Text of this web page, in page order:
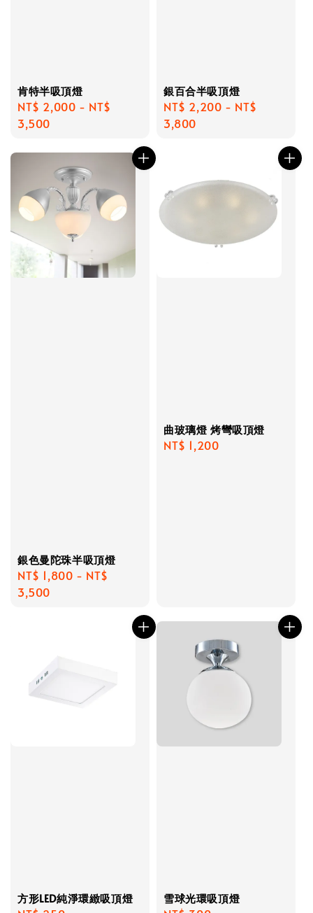
肯特半吸頂燈
Regular
price
NT$ 2,000 - NT$
3,500
銀百合半吸頂燈
Regular
price
NT$ 2,200 - NT$
3,800
銀色曼陀珠半吸頂燈
Regular
price
NT$ 1,800 - NT$
3,500
曲玻璃燈 烤彎吸頂燈
Regular
NT$ 1,200
方形LED純淨環緻吸頂燈 雪球光環吸頂燈